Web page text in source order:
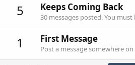
5 Keeps Coming Back
30 messages posted. You must
1 First Message
Post a message somewhere